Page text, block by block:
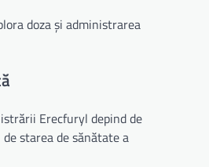
doza și administrarea
Erecfuryl depind de
starea de sănătate a